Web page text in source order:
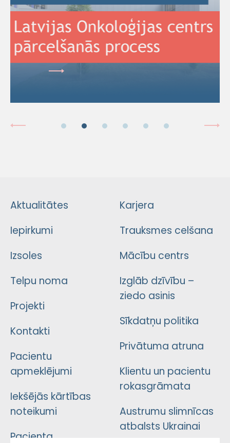
Aktualitātes
Iepirkumi
Izsoles
Telpu noma
Projekti
Kontakti
Pacientu
apmeklējumi
Iekšējās kārtības
noteikumi
Pacienta
Karjera
Trauksmes celšana
Mācību centrs
Izglāb dzīvību –
ziedo asinis
Sīkdatņu politika
Privātuma atruna
Klientu un pacientu
rokasgrāmata
Austrumu slimnīcas
atbalsts Ukrainai